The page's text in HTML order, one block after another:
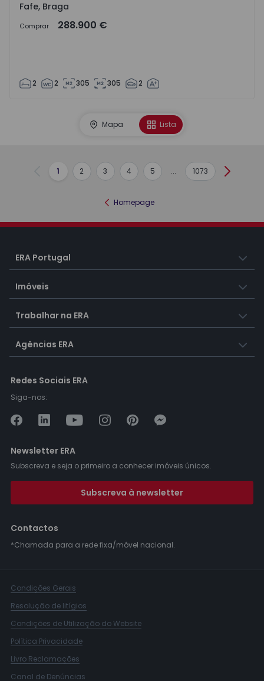
Fafe, Braga
Comprar 288.900 €
2 2 305 305 2
Mapa Lista
Anterior
1 2 3 4 5 ... 1073
Homepage
ERA Portugal
Imóveis
Trabalhar na ERA
Agências ERA
Redes Sociais ERA
Siga-nos:
Newsletter ERA
Subscreva e seja o primeiro a conhecer imóveis únicos.
Subscreva à newsletter
Contactos
*Chamada para a rede fixa/móvel nacional.
Condições Gerais
Resolução de litígios
Condições de Utilização do Website
Política Privacidade
Livro Reclamações
Canal de Denúncias